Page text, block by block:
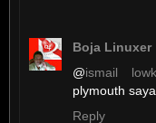
Boja Linuxer
@ismail
plymouth
Reply